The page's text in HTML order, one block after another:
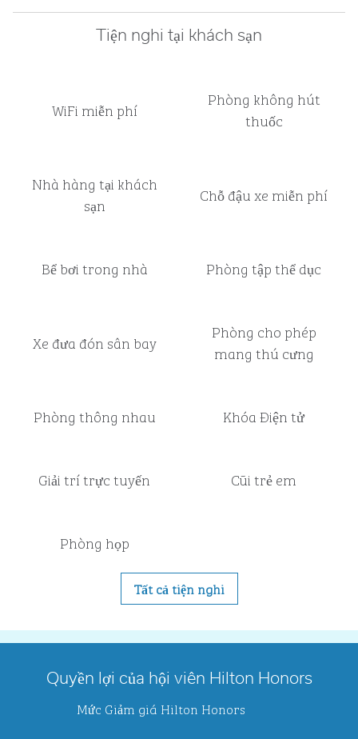
Tiện nghi tại khách sạn
WiFi miễn phí
Phòng không hút
thuốc
Nhà hàng tại khách
sạn
Chỗ đậu xe miễn phí
Bể bơi trong nhà Phòng tập thể dục
Xe đưa đón sân bay
Phòng cho phép
mang thú cưng
Phòng thông nhau Khóa Điện tử
Giải trí trực tuyến Cũi trẻ em
Phòng họp
Tất cả tiện nghi
Quyền lợi của hội viên Hilton Honors
Mức Giảm giá Hilton Honors